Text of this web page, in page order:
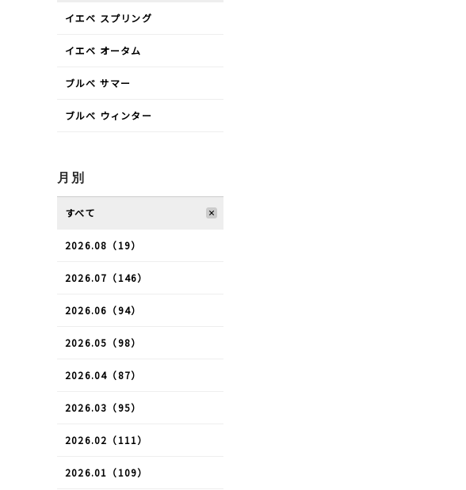
イエベ スプリング
イエベ オータム
ブルべ サマー
ブルべ ウィンター
月別
すべて
2026.08（19）
2026.07（146）
2026.06（94）
2026.05（98）
2026.04（87）
2026.03（95）
2026.02（111）
2026.01（109）